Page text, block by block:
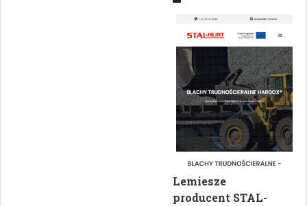
Lemiesze
producent STAL-